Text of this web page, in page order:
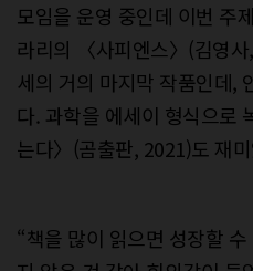
모임을 운영 중인데 이번 주
라리의 〈사피엔스〉(김영
세의 거의 마지막 작품인데,
다. 과학을 에세이 형식으로
는다〉(곰출판, 2021)도 재
“책을 많이 읽으면 성장할